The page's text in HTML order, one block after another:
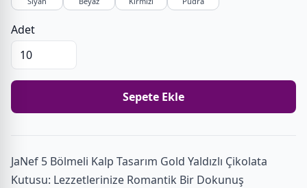
Adet
Sepete Ekle
JaNef 5 Bölmeli Kalp Tasarım Gold Yaldızlı Çikolata
Kutusu: Lezzetlerinize Romantik Bir Dokunuş